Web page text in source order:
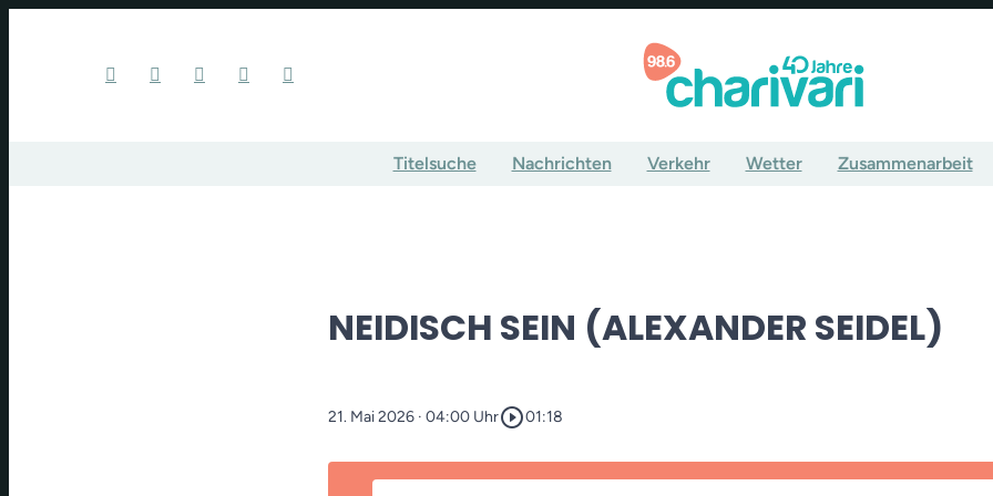
Titelsuche Nachrichten Verkehr Wetter Zusammenarbeit
NEIDISCH SEIN (ALEXANDER SEIDEL)
21. Mai 2026 · 04:00 Uhrplay_circle_outline01:18